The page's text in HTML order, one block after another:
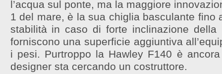
l’acqua sul ponte, ma la maggiore
1 del mare, è la sua chiglia basculante fino
stabilità in caso di forte inclinazione
forniscono una superficie aggiuntiva
i pesi. Purtroppo la Hawley F140 è
designer sta cercando un costruttore.